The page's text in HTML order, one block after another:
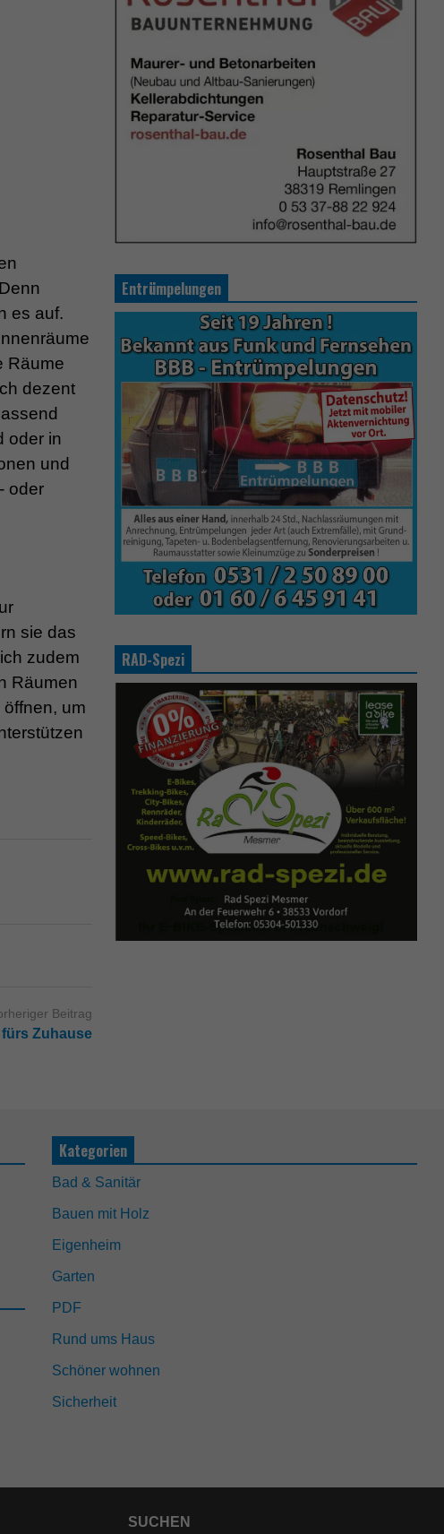
es auf.
Räume
dezent
oder in
und
oder
sie das
zudem
Räumen
um
Beitrag
Zuhause
Entrümpelungen
RAD-Spezi
Kategorien
Bad & Sanitär
Bauen mit Holz
Eigenheim
Garten
PDF
Rund ums Haus
Schöner wohnen
Sicherheit
SUCHEN